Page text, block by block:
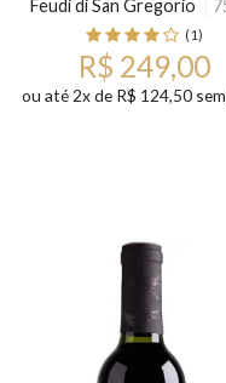
Feudi di San Gregorio
(1)
R$ 249,00
ou até 2x de R$ 124,50